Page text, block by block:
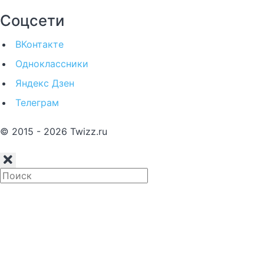
Соцсети
ВКонтакте
Одноклассники
Яндекс Дзен
Телеграм
© 2015 - 2026 Twizz.ru